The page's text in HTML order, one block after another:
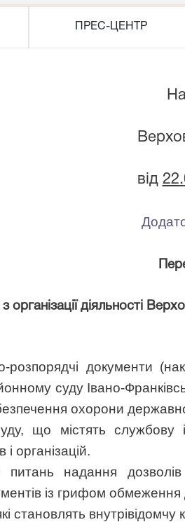
ПРЕС-ЦЕНТР
від 22.
організації діяльності
розпорядчі документи
суду Івано-
охорони
що містять службову
організацій.
надання
із грифом
становлять